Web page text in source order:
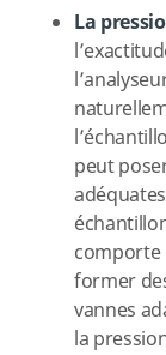
La
peut
comporte
former
vannes
la